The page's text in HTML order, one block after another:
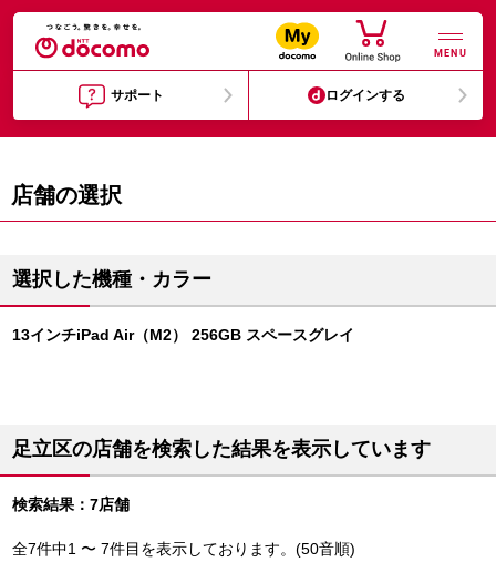
MENU
サポート ログインする
店舗の選択
選択した機種・カラー
13インチiPad Air（M2） 256GB スペースグレイ
足立区の店舗を検索した結果を表示しています
検索結果：7店舗
全7件中1 〜 7件目を表示しております。(50音順)